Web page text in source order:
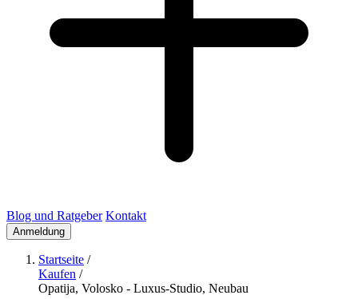
Blog und Ratgeber Kontakt
Anmeldung
Startseite /
Kaufen /
Opatija, Volosko - Luxus-Studio, Neubau